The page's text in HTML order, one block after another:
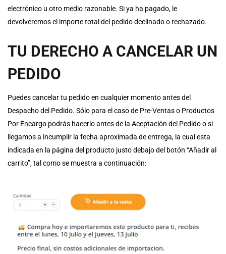
electrónico u otro medio razonable. Si ya ha pagado, le
devolveremos el importe total del pedido declinado o rechazado.
TU DERECHO A CANCELAR UN
PEDIDO
Puedes cancelar tu pedido en cualquier momento antes del
Despacho del Pedido. Sólo para el caso de Pre-Ventas o Productos
Por Encargo podrás hacerlo antes de la Aceptación del Pedido o si
llegamos a incumplir la fecha aproximada de entrega, la cual esta
indicada en la página del producto justo debajo del botón “Añadir al
carrito”, tal como se muestra a continuación: